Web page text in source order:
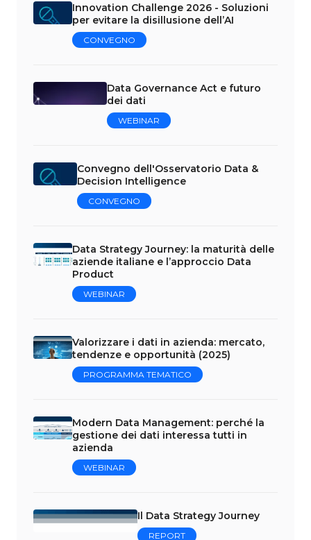
Innovation Challenge 2026 - Soluzioni
per evitare la disillusione dell’AI
CONVEGNO
Data Governance Act e futuro
dei dati
WEBINAR
Convegno dell'Osservatorio Data &
Decision Intelligence
CONVEGNO
Data Strategy Journey: la maturità delle
aziende italiane e l’approccio Data
Product
WEBINAR
Valorizzare i dati in azienda: mercato,
tendenze e opportunità (2025)
PROGRAMMA TEMATICO
Modern Data Management: perché la
gestione dei dati interessa tutti in
azienda
WEBINAR
Il Data Strategy Journey
REPORT